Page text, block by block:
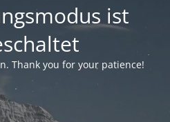
ist
Thank you for your patience!